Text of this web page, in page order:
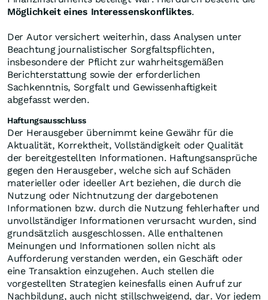
Möglichkeit eines Interessenskonfliktes.
Der Autor versichert weiterhin, dass Analysen unter
Beachtung journalistischer Sorgfaltspflichten,
insbesondere der Pflicht zur wahrheitsgemäßen
Berichterstattung sowie der erforderlichen
Sachkenntnis, Sorgfalt und Gewissenhaftigkeit
abgefasst werden.
Haftungsausschluss
Der Herausgeber übernimmt keine Gewähr für die
Aktualität, Korrektheit, Vollständigkeit oder Qualität
der bereitgestellten Informationen. Haftungsansprüche
gegen den Herausgeber, welche sich auf Schäden
materieller oder ideeller Art beziehen, die durch die
Nutzung oder Nichtnutzung der dargebotenen
Informationen bzw. durch die Nutzung fehlerhafter und
unvollständiger Informationen verursacht wurden, sind
grundsätzlich ausgeschlossen. Alle enthaltenen
Meinungen und Informationen sollen nicht als
Aufforderung verstanden werden, ein Geschäft oder
eine Transaktion einzugehen. Auch stellen die
vorgestellten Strategien keinesfalls einen Aufruf zur
Nachbildung, auch nicht stillschweigend, dar. Vor jedem